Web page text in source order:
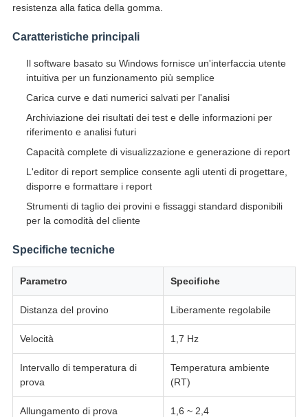
resistenza alla fatica della gomma.
Caratteristiche principali
Il software basato su Windows fornisce un'interfaccia utente
intuitiva per un funzionamento più semplice
Carica curve e dati numerici salvati per l'analisi
Archiviazione dei risultati dei test e delle informazioni per
riferimento e analisi futuri
Capacità complete di visualizzazione e generazione di report
L'editor di report semplice consente agli utenti di progettare,
disporre e formattare i report
Strumenti di taglio dei provini e fissaggi standard disponibili
per la comodità del cliente
Specifiche tecniche
Parametro Specifiche
Distanza del provino Liberamente regolabile
Velocità 1,7 Hz
Intervallo di temperatura di
prova
Temperatura ambiente
(RT)
Allungamento di prova 1,6 ~ 2,4